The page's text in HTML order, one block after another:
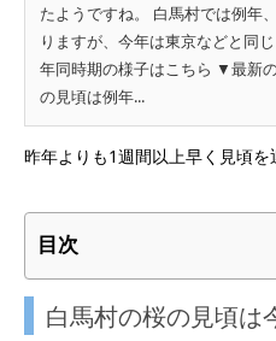
たようですね。 白馬村では例年
りますが、今年は東京などと同
年同時期の様子はこちら ▼最新
の見頃は例年...
昨年よりも1週間以上早く見頃を
目次
白馬村の桜の見頃は